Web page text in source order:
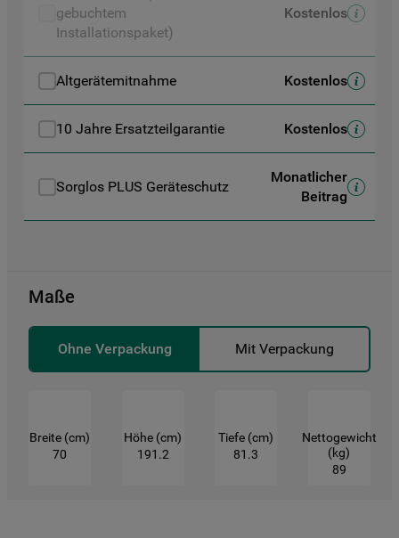
gebuchtem
Installationspaket)
Kostenlos
Altgerätemitnahme Kostenlos
10 Jahre Ersatzteilgarantie Kostenlos
Sorglos PLUS Geräteschutz
Monatlicher
Beitrag
Maße
Ohne Verpackung Mit Verpackung
Breite (cm)
70
Höhe (cm)
191.2
Tiefe (cm)
81.3
Nettogewicht
(kg)
89
erforderliche Cookies" klicken, werden
lediglich unbedingt erforderliche Cookis
gesetzt. Mehr Informationen
https://www.bauknecht.de/seiten/nutzung-
von-cookies